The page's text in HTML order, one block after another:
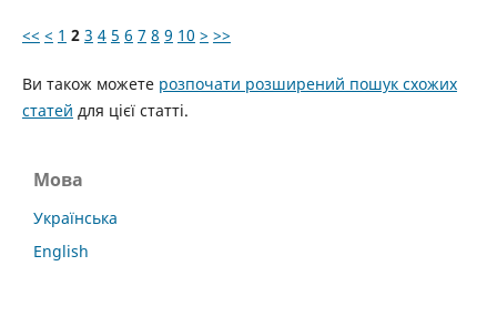
<< < 1 2 3 4 5 6 7 8 9 10 > >>
Ви також можете розпочати розширений пошук схожих
статей для цієї статті.
Мова
Українська
English